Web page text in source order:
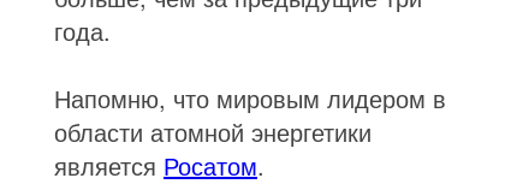
года.
Напомню, что мировым лидером в
области атомной энергетики
является Росатом.